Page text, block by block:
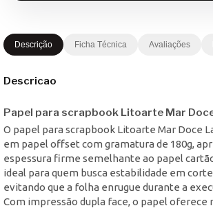
Descrição Ficha Técnica Avaliações
Descricao
Papel para scrapbook Litoarte Mar
O papel para scrapbook Litoarte Mar Doce
em papel offset com gramatura de 180g,
espessura firme semelhante ao papel
ideal para quem busca estabilidade em
evitando que a folha enrugue durante a
Com impressão dupla face, o papel oferece